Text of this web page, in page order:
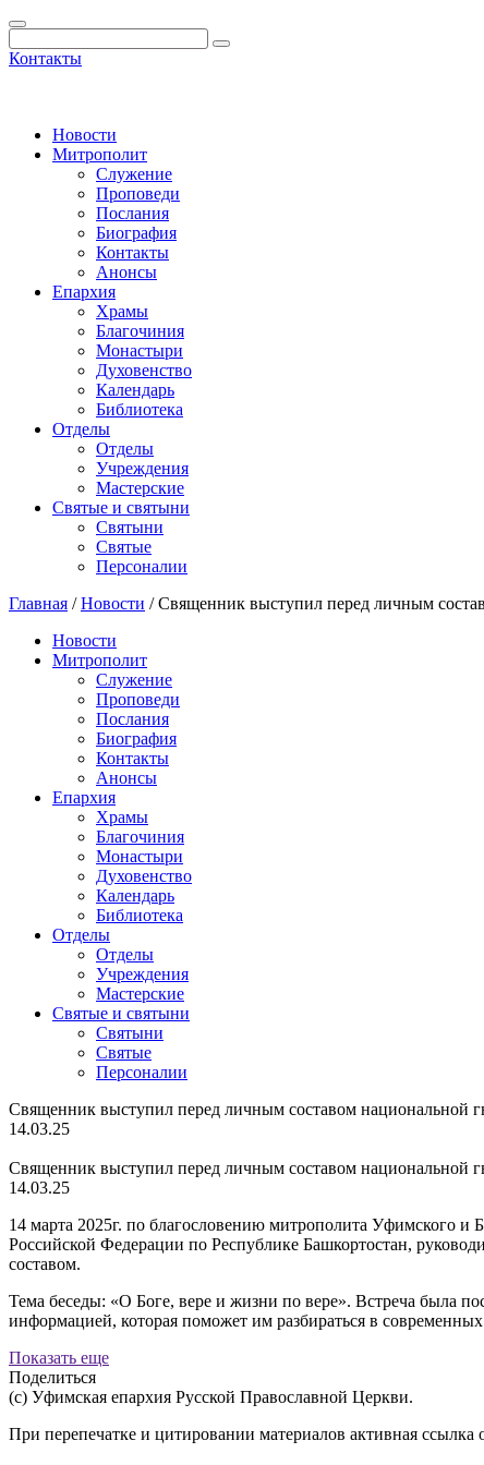
Контакты
Новости
Митрополит
Служение
Проповеди
Послания
Биография
Контакты
Анонсы
Епархия
Храмы
Благочиния
Монастыри
Духовенство
Календарь
Библиотека
Отделы
Отделы
Учреждения
Мастерские
Святые и святыни
Cвятыни
Cвятые
Персоналии
Главная /Новости /Священник выступил перед личным
Новости
Митрополит
Служение
Проповеди
Послания
Биография
Контакты
Анонсы
Епархия
Храмы
Благочиния
Монастыри
Духовенство
Календарь
Библиотека
Отделы
Отделы
Учреждения
Мастерские
Святые и святыни
Cвятыни
Cвятые
Персоналии
Священник выступил перед личным составом национальной
14.03.25
Священник выступил перед личным составом национальной
14.03.25
14 марта 2025г. по благословению митрополита Уфимского
Российской Федерации по Республике Башкортостан,
составом.
Тема беседы: «О Боге, вере и жизни по вере». Встреча была
информацией, которая поможет им разбираться в
Показать еще
Поделиться
(с) Уфимская епархия Русской Православной Церкви.
При перепечатке и цитировании материалов активная ссылка